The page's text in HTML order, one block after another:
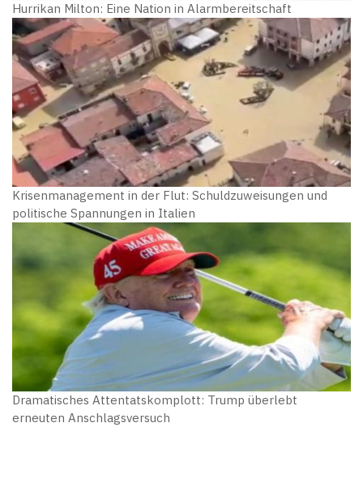
Hurrikan Milton: Eine Nation in Alarmbereitschaft
Krisenmanagement in der Flut: Schuldzuweisungen und
politische Spannungen in Italien
Dramatisches Attentatskomplott: Trump überlebt
erneuten Anschlagsversuch